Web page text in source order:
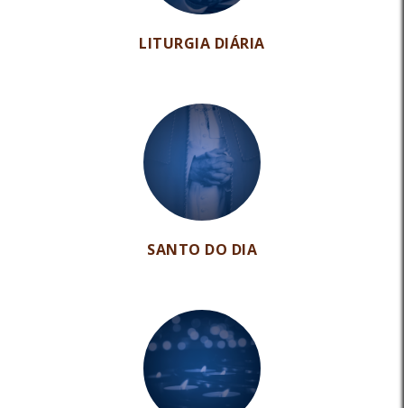
LITURGIA DIÁRIA
SANTO DO DIA